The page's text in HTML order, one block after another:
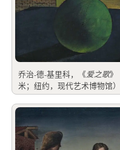
乔治-德-基里科，《爱之歌》
米；纽约，现代艺术博物馆）